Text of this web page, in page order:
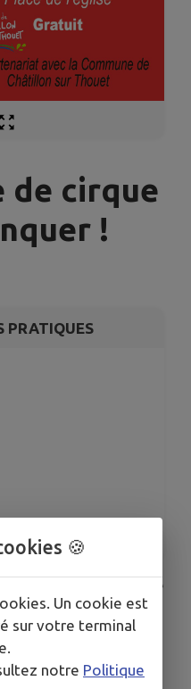
de cirque
!
PRATIQUES
sur la place
pour découvrir
»de la Compagnie
🍪
Un cookie est
sur votre terminal
notre Politique